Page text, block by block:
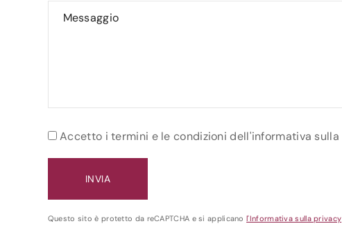
Accetto i termini e le condizioni dell'informativa sulla
Questo sito è protetto da reCAPTCHA e si applicanol'Informativa sulla privacy